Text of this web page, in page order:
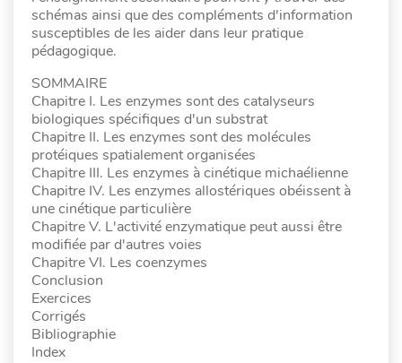
schémas ainsi que des compléments d'information
susceptibles de les aider dans leur pratique
pédagogique.
SOMMAIRE
Chapitre I. Les enzymes sont des catalyseurs
biologiques spécifiques d'un substrat
Chapitre II. Les enzymes sont des molécules
protéiques spatialement organisées
Chapitre III. Les enzymes à cinétique michaélienne
Chapitre IV. Les enzymes allostériques obéissent à
une cinétique particulière
Chapitre V. L'activité enzymatique peut aussi être
modifiée par d'autres voies
Chapitre VI. Les coenzymes
Conclusion
Exercices
Corrigés
Bibliographie
Index